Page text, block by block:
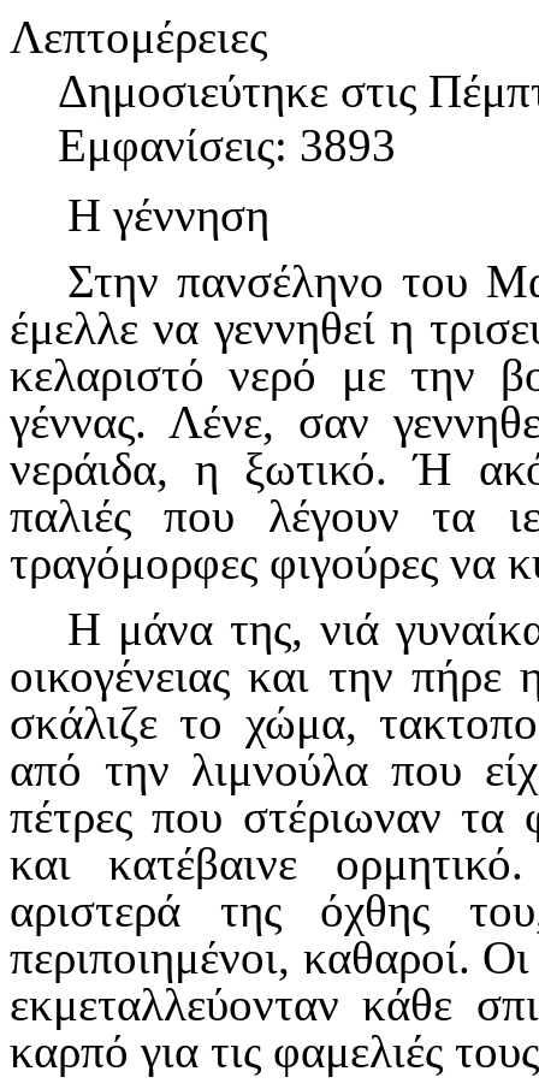
Λεπτομέρειες
Δημοσιεύτηκε στις
Εμφανίσεις: 3893
Η γέννηση
Στην πανσέληνο του
έμελλε να γεννηθεί η
κελαριστό νερό με την
γέννας. Λένε, σαν
νεράιδα, η ξωτικό. Ή
παλιές που λέγουν τα
τραγόμορφες φιγούρες να
Η μάνα της, νιά
οικογένειας και την
σκάλιζε το χώμα,
από την λιμνούλα που
πέτρες που στέριωναν τα
και κατέβαινε
αριστερά της όχθης
περιποιημένοι, καθαροί.
εκμεταλλεύονταν κάθε
καρπό για τις φαμελιές